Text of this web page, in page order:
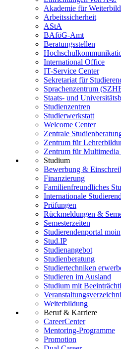
Akademie für
Arbeitssicherheit
AStA
BAföG-Amt
Beratungsstellen
International Office
IT-Service Center
Sekretariat für
Sprachenzentrum
Staats- und
Studienzentren
Studierwerkstatt
Welcome Center
Zentrale
Zentrum für
Zentrum für
Studium
Bewerbung &
Finanzierung
Familienfreundliches
Internationale
Prüfungen
Rückmeldungen &
Semesterzeiten
Studierendenportal moin
Stud.IP
Studienangebot
Studienberatung
Studiertechniken
Studieren im Ausland
Studium mit
Weiterbildung
Beruf & Karriere
CareerCenter
Mentoring-Programme
Promotion